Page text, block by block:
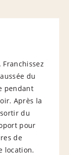
du
pendant
Après la
du
pour
de
location.